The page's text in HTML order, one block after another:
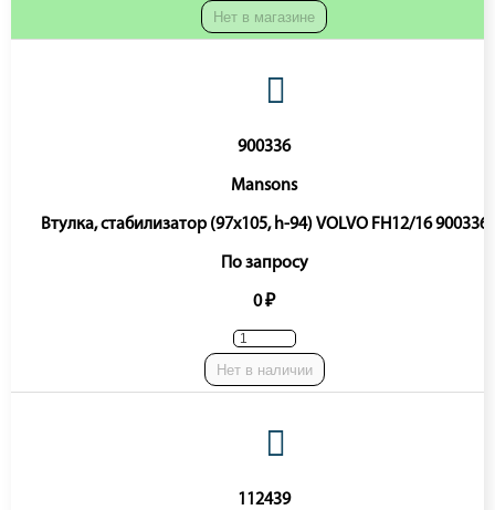
Нет в магазине
900336
Mansons
Втулка, стабилизатор (97x105, h-94) VOLVO FH12/16 900336
По запросу
0 ₽
Нет в наличии
112439